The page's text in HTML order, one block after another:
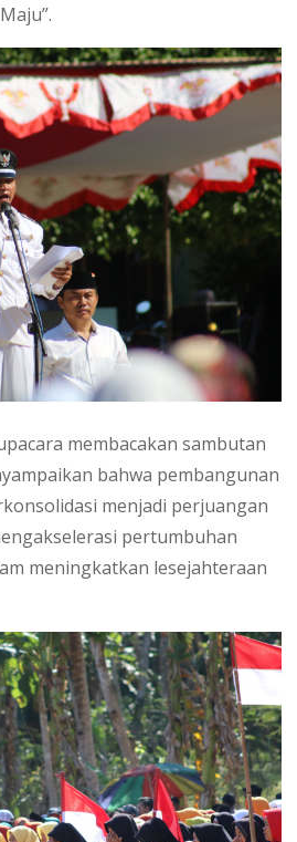
membacakan sambutan
bahwa pembangunan
menjadi perjuangan
pertumbuhan
meningkatkan lesejahteraan